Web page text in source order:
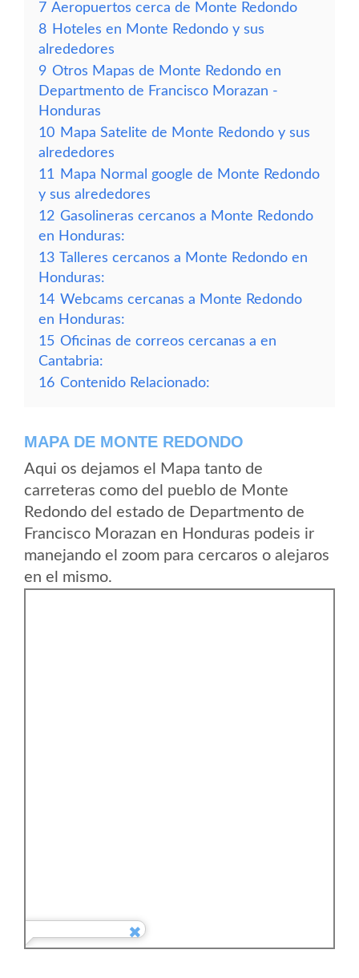
7 Aeropuertos cerca de Monte Redondo
8 Hoteles en Monte Redondo y sus
alrededores
9 Otros Mapas de Monte Redondo en
Departmento de Francisco Morazan -
Honduras
10 Mapa Satelite de Monte Redondo y sus
alrededores
11
Mapa Normal google de Monte Redondo
y sus alrededores
12 Gasolineras cercanos a Monte Redondo
en Honduras:
13 Talleres cercanos a Monte Redondo en
Honduras:
14 Webcams cercanas a Monte Redondo
en Honduras:
15 Oficinas de correos cercanas a en
Cantabria:
16 Contenido Relacionado:
MAPA DE MONTE REDONDO
Aqui os dejamos el Mapa tanto de
carreteras como del pueblo de Monte
Redondo del estado de Departmento de
Francisco Morazan en Honduras podeis ir
manejando el zoom para cercaros o alejaros
en el mismo.